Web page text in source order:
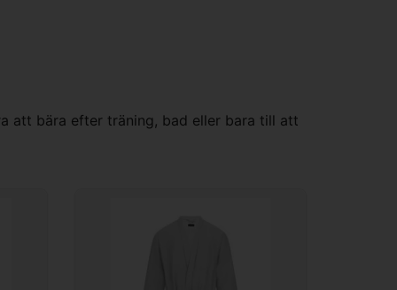
att bära efter träning, bad eller bara till att